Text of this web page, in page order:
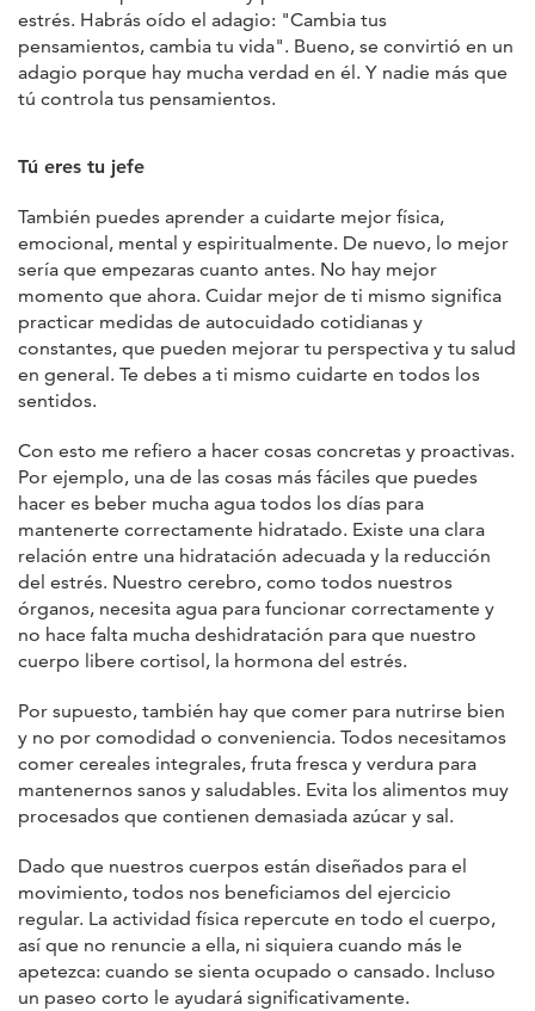
estrés. Habrás oído el adagio: "Cambia tus
pensamientos, cambia tu vida". Bueno, se convirtió en un
adagio porque hay mucha verdad en él. Y nadie más que
tú controla tus pensamientos.
Tú eres tu jefe
También puedes aprender a cuidarte mejor física,
emocional, mental y espiritualmente. De nuevo, lo mejor
sería que empezaras cuanto antes. No hay mejor
momento que ahora. Cuidar mejor de ti mismo significa
practicar medidas de autocuidado cotidianas y
constantes, que pueden mejorar tu perspectiva y tu salud
en general. Te debes a ti mismo cuidarte en todos los
sentidos.
Con esto me refiero a hacer cosas concretas y proactivas.
Por ejemplo, una de las cosas más fáciles que puedes
hacer es beber mucha agua todos los días para
mantenerte correctamente hidratado. Existe una clara
relación entre una hidratación adecuada y la reducción
del estrés. Nuestro cerebro, como todos nuestros
órganos, necesita agua para funcionar correctamente y
no hace falta mucha deshidratación para que nuestro
cuerpo libere cortisol, la hormona del estrés.
Por supuesto, también hay que comer para nutrirse bien
y no por comodidad o conveniencia. Todos necesitamos
comer cereales integrales, fruta fresca y verdura para
mantenernos sanos y saludables. Evita los alimentos muy
procesados que contienen demasiada azúcar y sal.
Dado que nuestros cuerpos están diseñados para el
movimiento, todos nos beneficiamos del ejercicio
regular. La actividad física repercute en todo el cuerpo,
así que no renuncie a ella, ni siquiera cuando más le
apetezca: cuando se sienta ocupado o cansado. Incluso
un paseo corto le ayudará significativamente.